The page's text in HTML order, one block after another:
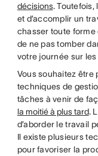
décisions. Toutefois,
et d’accomplir un
chasser toute forme
de ne pas tomber
votre journée sur
Vous souhaitez être
techniques de
tâches à venir de
la moitié à plus tard.
d’aborder le travail
Il existe plusieurs
pour favoriser la